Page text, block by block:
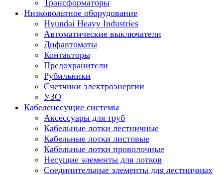
Трансформаторы
Низковольтное оборудование
Hyundai Heavy Industries
Автоматические выключатели
Дифавтоматы
Контакторы
Предохранители
Рубильники
Счетчики электроэнергии
УЗО
Кабеленесущие системы
Аксессуары для труб
Кабельные лотки лестничные
Кабельные лотки листовые
Кабельные лотки проволочные
Несущие элементы для лотков
Соединительные элементы для лестничных